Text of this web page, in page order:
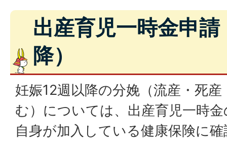
出産育児一時金申
降）
妊娠12週以降の分娩（流産・死
む）については、出産育児一時
自身が加入している健康保険に